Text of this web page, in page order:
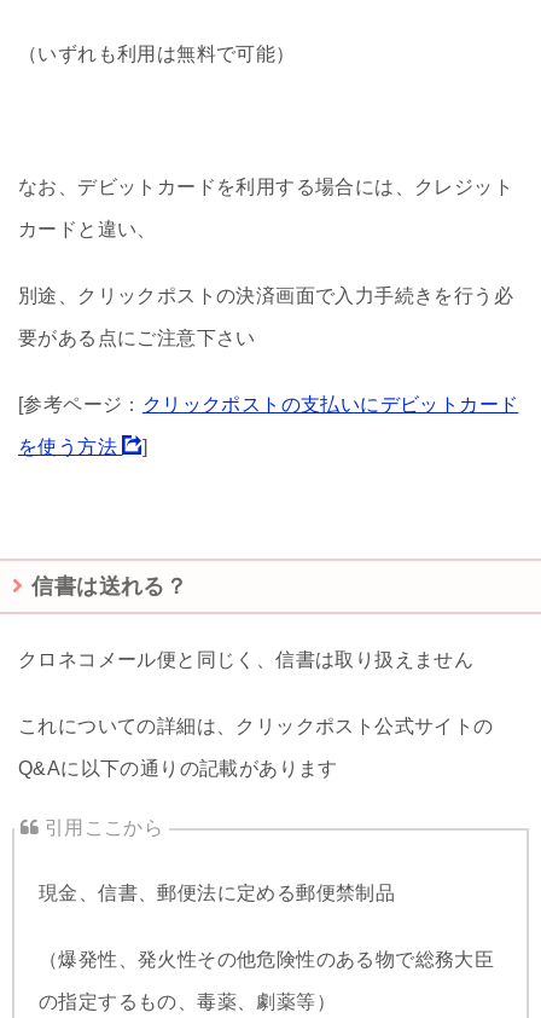
（いずれも利用は無料で可能）
なお、デビットカードを利用する場合には、クレジット
カードと違い、
別途、クリックポストの決済画面で入力手続きを行う必
要がある点にご注意下さい
[参考ページ： クリックポストの支払いにデビットカード
を使う方法 ]
信書は送れる？
クロネコメール便と同じく、信書は取り扱えません
これについての詳細は、クリックポスト公式サイトの
Q&Aに以下の通りの記載があります
現金、信書、郵便法に定める郵便禁制品
（爆発性、発火性その他危険性のある物で総務大臣
の指定するもの、毒薬、劇薬等）